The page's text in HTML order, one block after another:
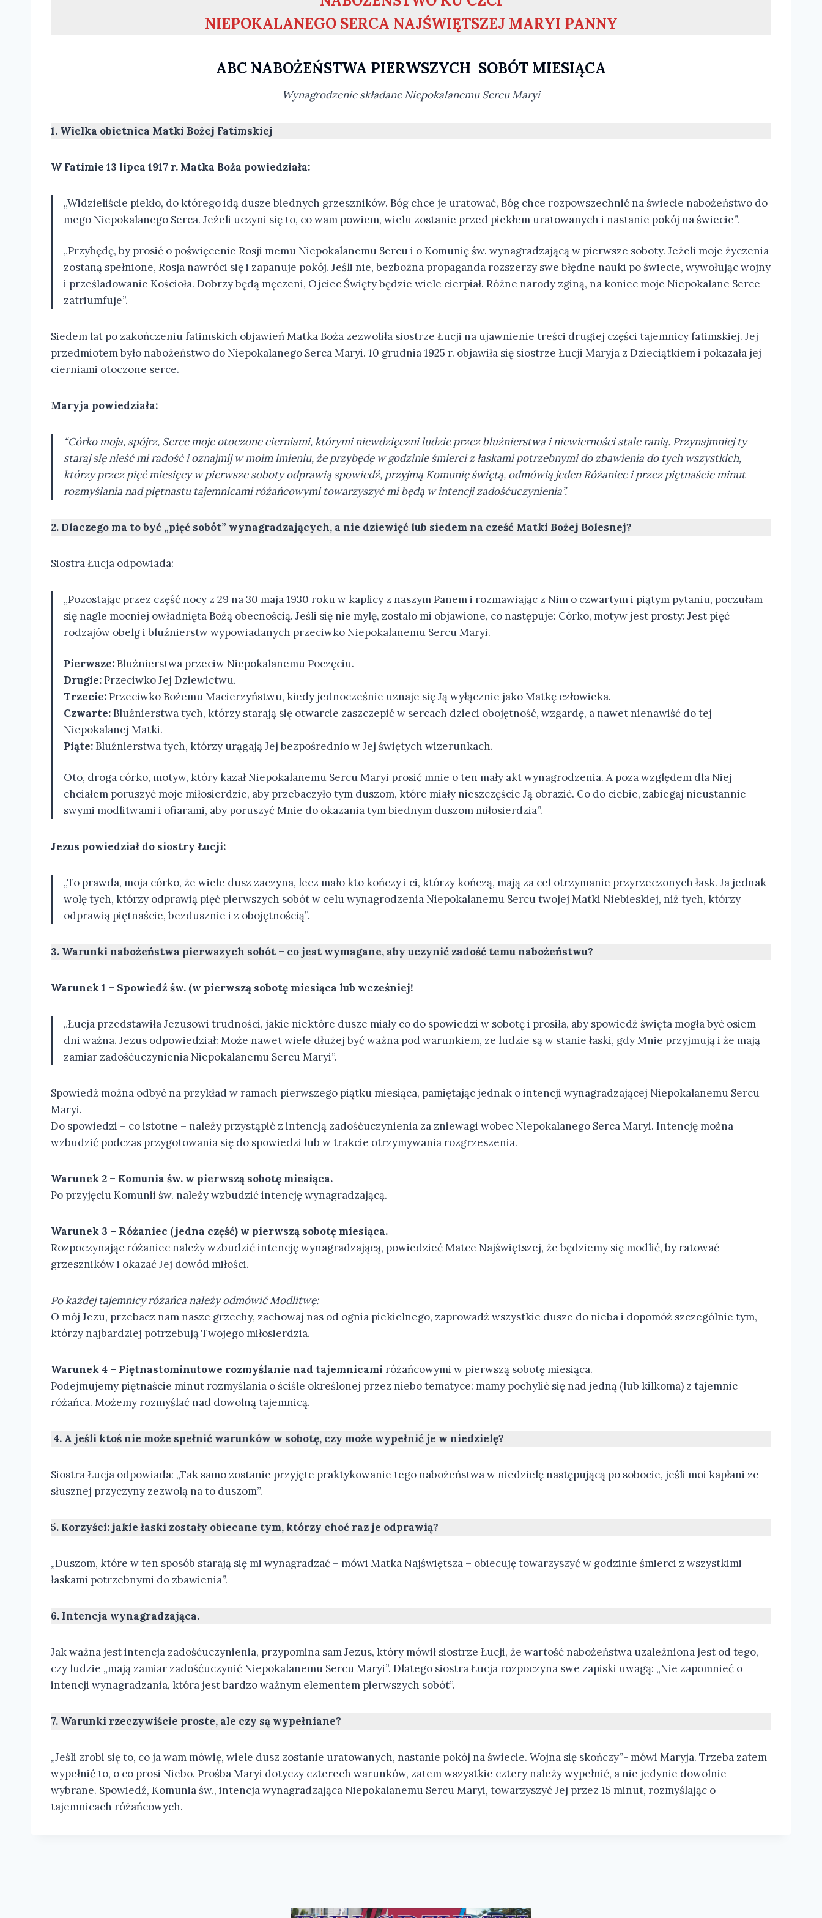
NIEPOKALANEGO SERCA NAJŚWIĘTSZEJ MARYI PANNY
ABC NABOŻEŃSTWA PIERWSZYCH SOBÓT MIESIĄCA
Wynagrodzenie składane Niepokalanemu Sercu Maryi
1. Wielka obietnica Matki Bożej Fatimskiej
W Fatimie 13 lipca 1917 r. Matka Boża powiedziała:
„Widzieliście piekło, do którego idą dusze biednych grzeszników. Bóg chce je uratować, Bóg chce rozpowszechnić na świecie nabożeństwo do
mego Niepokalanego Serca. Jeżeli uczyni się to, co wam powiem, wielu zostanie przed piekłem uratowanych i nastanie pokój na świecie”.
„Przybędę, by prosić o poświęcenie Rosji memu Niepokalanemu Sercu i o Komunię św. wynagradzającą w pierwsze soboty. Jeżeli moje życzenia
zostaną spełnione, Rosja nawróci się i zapanuje pokój. Jeśli nie, bezbożna propaganda rozszerzy swe błędne nauki po świecie, wywołując wojny
i prześladowanie Kościoła. Dobrzy będą męczeni, Ojciec Święty będzie wiele cierpiał. Różne narody zginą, na koniec moje Niepokalane Serce
zatriumfuje”.
Siedem lat po zakończeniu fatimskich objawień Matka Boża zezwoliła siostrze Łucji na ujawnienie treści drugiej części tajemnicy fatimskiej. Jej
przedmiotem było nabożeństwo do Niepokalanego Serca Maryi. 10 grudnia 1925 r. objawiła się siostrze Łucji Maryja z Dzieciątkiem i pokazała jej
cierniami otoczone serce.
Maryja powiedziała:
“Córko moja, spójrz, Serce moje otoczone cierniami, którymi niewdzięczni ludzie przez bluźnierstwa i niewierności stale ranią. Przynajmniej ty
staraj się nieść mi radość i oznajmij w moim imieniu, że przybędę w godzinie śmierci z łaskami potrzebnymi do zbawienia do tych wszystkich,
którzy przez pięć miesięcy w pierwsze soboty odprawią spowiedź, przyjmą Komunię świętą, odmówią jeden Różaniec i przez piętnaście minut
rozmyślania nad piętnastu tajemnicami różańcowymi towarzyszyć mi będą w intencji zadośćuczynienia”.
2. Dlaczego ma to być „pięć sobót” wynagradzających, a nie dziewięć lub siedem na cześć Matki Bożej Bolesnej?
Siostra Łucja odpowiada:
„Pozostając przez część nocy z 29 na 30 maja 1930 roku w kaplicy z naszym Panem i rozmawiając z Nim o czwartym i piątym pytaniu, poczułam
się nagle mocniej owładnięta Bożą obecnością. Jeśli się nie mylę, zostało mi objawione, co następuje: Córko, motyw jest prosty: Jest pięć
rodzajów obelg i bluźnierstw wypowiadanych przeciwko Niepokalanemu Sercu Maryi.
Pierwsze:Bluźnierstwa przeciw Niepokalanemu Poczęciu.
Drugie:Przeciwko Jej Dziewictwu.
Trzecie:Przeciwko Bożemu Macierzyństwu, kiedy jednocześnie uznaje się Ją wyłącznie jako Matkę człowieka.
Czwarte:Bluźnierstwa tych, którzy starają się otwarcie zaszczepić w sercach dzieci obojętność, wzgardę, a nawet nienawiść do tej
Niepokalanej Matki.
Piąte:Bluźnierstwa tych, którzy urągają Jej bezpośrednio w Jej świętych wizerunkach.
Oto, droga córko, motyw, który kazał Niepokalanemu Sercu Maryi prosić mnie o ten mały akt wynagrodzenia. A poza względem dla Niej
chciałem poruszyć moje miłosierdzie, aby przebaczyło tym duszom, które miały nieszczęście Ją obrazić. Co do ciebie, zabiegaj nieustannie
swymi modlitwami i ofiarami, aby poruszyć Mnie do okazania tym biednym duszom miłosierdzia”.
Jezus powiedział do siostry Łucji:
„To prawda, moja córko, że wiele dusz zaczyna, lecz mało kto kończy i ci, którzy kończą, mają za cel otrzymanie przyrzeczonych łask. Ja jednak
wolę tych, którzy odprawią pięć pierwszych sobót w celu wynagrodzenia Niepokalanemu Sercu twojej Matki Niebieskiej, niż tych, którzy
odprawią piętnaście, bezdusznie i z obojętnością”.
3. Warunki nabożeństwa pierwszych sobót – co jest wymagane, aby uczynić zadość temu nabożeństwu?
Warunek 1 – Spowiedź św. (w pierwszą sobotę miesiąca lub wcześniej!
„Łucja przedstawiła Jezusowi trudności, jakie niektóre dusze miały co do spowiedzi w sobotę i prosiła, aby spowiedź święta mogła być osiem
dni ważna. Jezus odpowiedział: Może nawet wiele dłużej być ważna pod warunkiem, ze ludzie są w stanie łaski, gdy Mnie przyjmują i że mają
zamiar zadośćuczynienia Niepokalanemu Sercu Maryi”.
Spowiedź można odbyć na przykład w ramach pierwszego piątku miesiąca, pamiętając jednak o intencji wynagradzającej Niepokalanemu Sercu
Maryi.
Do spowiedzi – co istotne – należy przystąpić z intencją zadośćuczynienia za zniewagi wobec Niepokalanego Serca Maryi. Intencję można
wzbudzić podczas przygotowania się do spowiedzi lub w trakcie otrzymywania rozgrzeszenia.
Warunek 2 – Komunia św. w pierwszą sobotę miesiąca.
Po przyjęciu Komunii św. należy wzbudzić intencję wynagradzającą.
Warunek 3 – Różaniec (jedna część) w pierwszą sobotę miesiąca.
Rozpoczynając różaniec należy wzbudzić intencję wynagradzającą, powiedzieć Matce Najświętszej, że będziemy się modlić, by ratować
grzeszników i okazać Jej dowód miłości.
Po każdej tajemnicy różańca należy odmówić Modlitwę:
O mój Jezu, przebacz nam nasze grzechy, zachowaj nas od ognia piekielnego, zaprowadź wszystkie dusze do nieba i dopomóż szczególnie tym,
którzy najbardziej potrzebują Twojego miłosierdzia.
Warunek 4 – Piętnastominutowe rozmyślanie nad tajemnicami różańcowymi w pierwszą sobotę miesiąca.
Podejmujemy piętnaście minut rozmyślania o ściśle określonej przez niebo tematyce: mamy pochylić się nad jedną (lub kilkoma) z tajemnic
różańca. Możemy rozmyślać nad dowolną tajemnicą.
4. A jeśli ktoś nie może spełnić warunków w sobotę, czy może wypełnić je w niedzielę?
Siostra Łucja odpowiada: „Tak samo zostanie przyjęte praktykowanie tego nabożeństwa w niedzielę następującą po sobocie, jeśli moi kapłani ze
słusznej przyczyny zezwolą na to duszom”.
5. Korzyści: jakie łaski zostały obiecane tym, którzy choć raz je odprawią?
„Duszom, które w ten sposób starają się mi wynagradzać – mówi Matka Najświętsza – obiecuję towarzyszyć w godzinie śmierci z wszystkimi
łaskami potrzebnymi do zbawienia”.
6. Intencja wynagradzająca.
Jak ważna jest intencja zadośćuczynienia, przypomina sam Jezus, który mówił siostrze Łucji, że wartość nabożeństwa uzależniona jest od tego,
czy ludzie „mają zamiar zadośćuczynić Niepokalanemu Sercu Maryi”. Dlatego siostra Łucja rozpoczyna swe zapiski uwagą: „Nie zapomnieć o
intencji wynagradzania, która jest bardzo ważnym elementem pierwszych sobót”.
7. Warunki rzeczywiście proste, ale czy są wypełniane?
„Jeśli zrobi się to, co ja wam mówię, wiele dusz zostanie uratowanych, nastanie pokój na świecie. Wojna się skończy”- mówi Maryja. Trzeba zatem
wypełnić to, o co prosi Niebo. Prośba Maryi dotyczy czterech warunków, zatem wszystkie cztery należy wypełnić, a nie jedynie dowolnie
wybrane. Spowiedź, Komunia św., intencja wynagradzająca Niepokalanemu Sercu Maryi, towarzyszyć Jej przez 15 minut, rozmyślając o
tajemnicach różańcowych.